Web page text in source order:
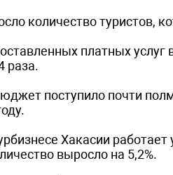
количество туристов,
платных услуг
раза.
поступило почти
Хакасии
выросло на 5,2%.